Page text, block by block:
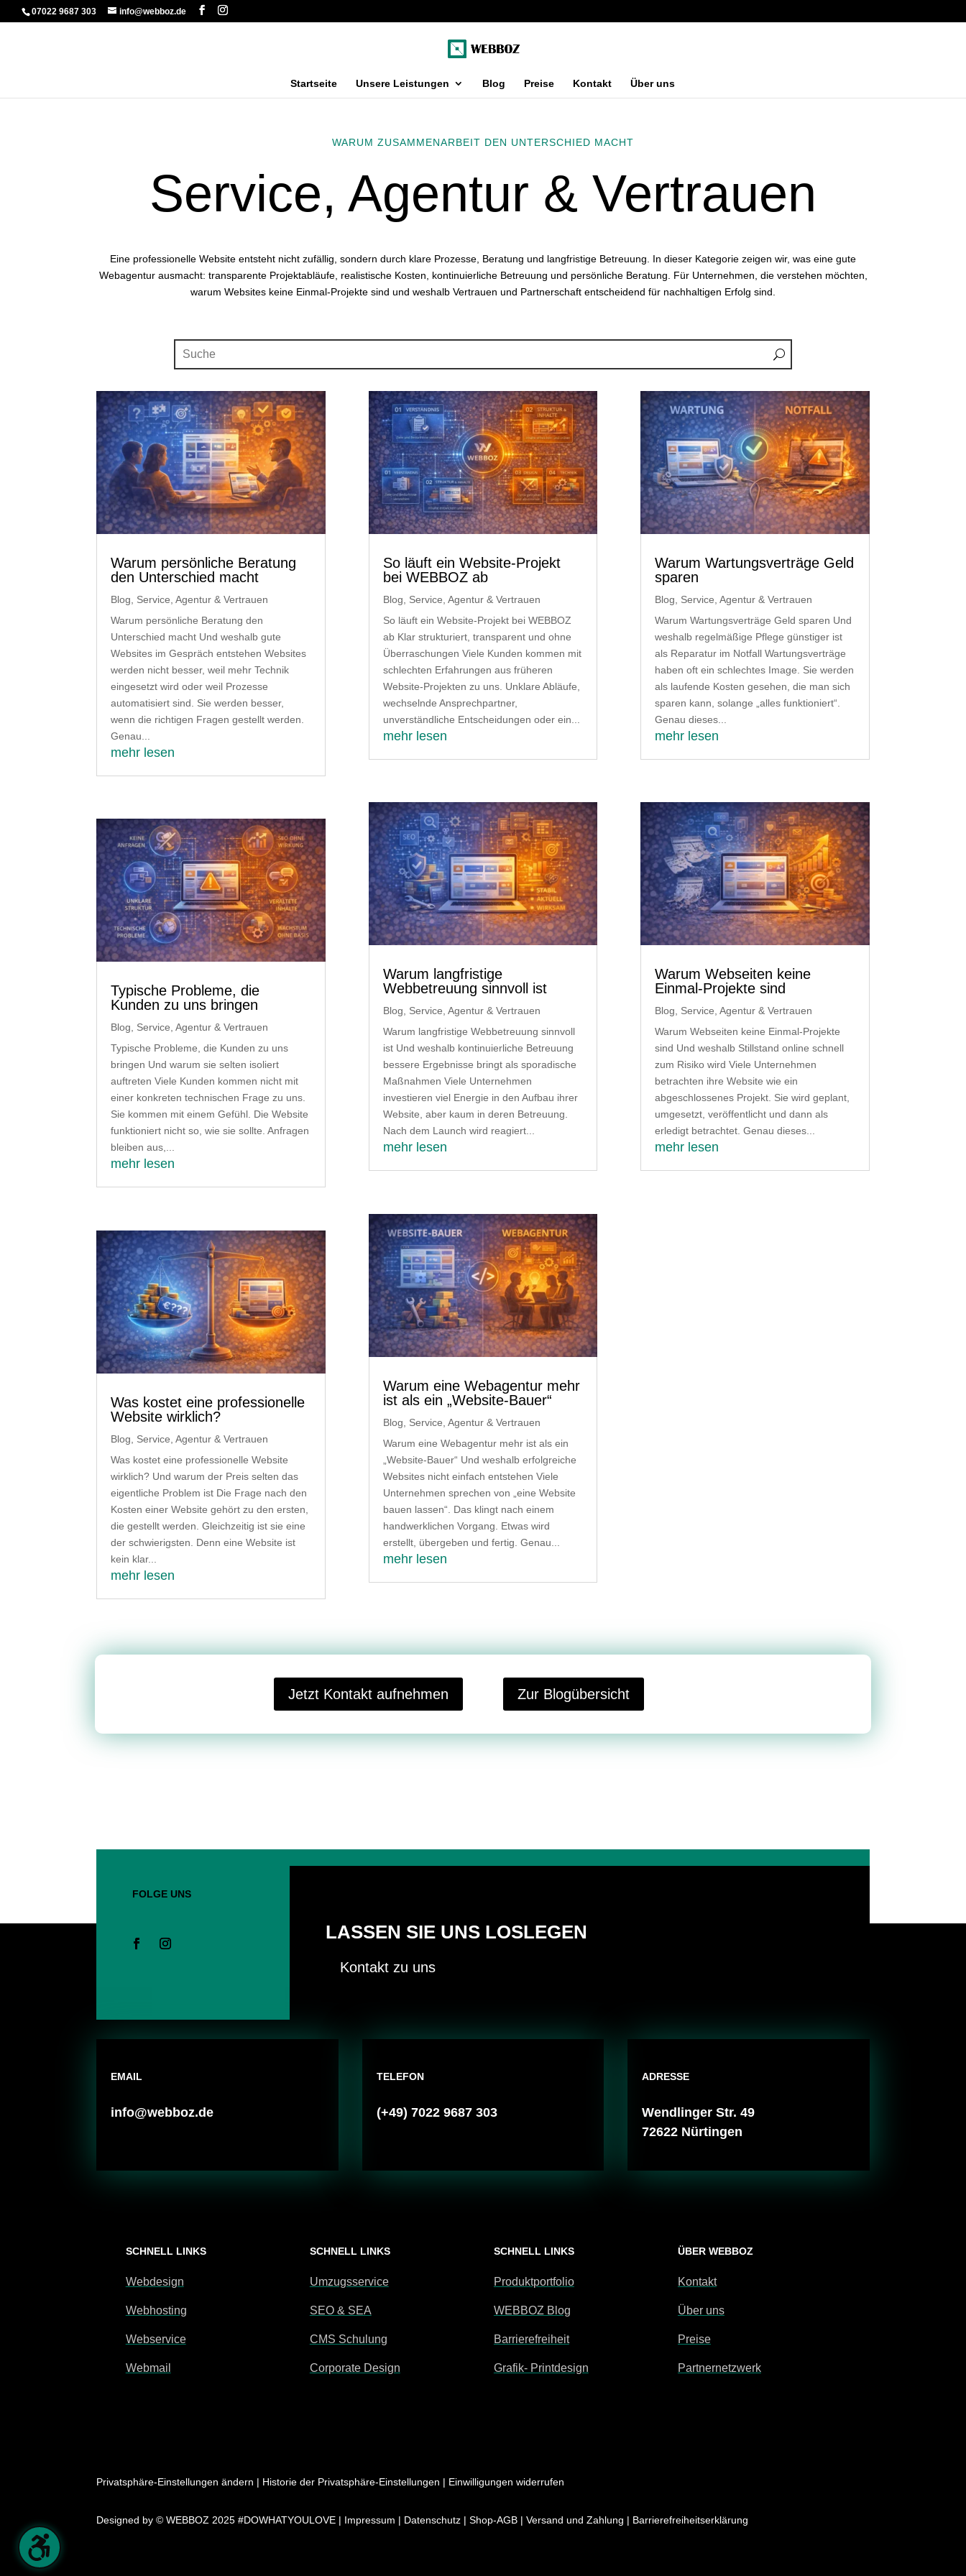
07022 9687 303 info@webboz.de
Startseite Unsere Leistungen Blog Preise Kontakt Über uns
WARUM ZUSAMMENARBEIT DEN UNTERSCHIED MACHT
Service, Agentur & Vertrauen
Eine professionelle Website entsteht nicht zufällig, sondern durch klare Prozesse, Beratung und langfristige Betreuung. In dieser Kategorie zeigen wir, was eine gute
Webagentur ausmacht: transparente Projektabläufe, realistische Kosten, kontinuierliche Betreuung und persönliche Beratung. Für Unternehmen, die verstehen möchten,
warum Websites keine Einmal-Projekte sind und weshalb Vertrauen und Partnerschaft entscheidend für nachhaltigen Erfolg sind.
Warum persönliche Beratung
den Unterschied macht
Blog
Service, Agentur & Vertrauen
Warum persönliche Beratung den
Unterschied macht Und weshalb gute
Websites im Gespräch entstehen Websites
werden nicht besser, weil mehr Technik
eingesetzt wird oder weil Prozesse
automatisiert sind. Sie werden besser,
wenn die richtigen Fragen gestellt werden.
Genau...
mehr lesen
Typische Probleme, die
Kunden zu uns bringen
Blog, Service, Agentur & Vertrauen
Typische Probleme, die Kunden zu uns
bringen Und warum sie selten isoliert
auftreten Viele Kunden kommen nicht mit
einer konkreten technischen Frage zu uns.
Sie kommen mit einem Gefühl. Die Website
funktioniert nicht so, wie sie sollte. Anfragen
bleiben aus,...
mehr lesen
Was kostet eine professionelle
Website wirklich?
Blog
Service, Agentur & Vertrauen
Was kostet eine professionelle Website
wirklich? Und warum der Preis selten das
eigentliche Problem ist Die Frage nach den
Kosten einer Website gehört zu den ersten,
die gestellt werden. Gleichzeitig ist sie eine
der schwierigsten. Denn eine Website ist
kein klar...
mehr lesen
So läuft ein Website-Projekt
bei WEBBOZ ab
Blog
Service, Agentur & Vertrauen
So läuft ein Website-Projekt bei WEBBOZ
ab Klar strukturiert, transparent und ohne
Überraschungen Viele Kunden kommen mit
schlechten Erfahrungen aus früheren
Website-Projekten zu uns. Unklare Abläufe,
wechselnde Ansprechpartner,
unverständliche Entscheidungen oder ein...
mehr lesen
Warum langfristige
Webbetreuung sinnvoll ist
Blog, Service, Agentur & Vertrauen
Warum langfristige Webbetreuung sinnvoll
ist Und weshalb kontinuierliche Betreuung
bessere Ergebnisse bringt als sporadische
Maßnahmen Viele Unternehmen
investieren viel Energie in den Aufbau ihrer
Website, aber kaum in deren Betreuung.
Nach dem Launch wird reagiert...
mehr lesen
Warum eine Webagentur mehr
ist als ein „Website-Bauer“
Blog
Service, Agentur & Vertrauen
Warum eine Webagentur mehr ist als ein
„Website-Bauer“ Und weshalb erfolgreiche
Websites nicht einfach entstehen Viele
Unternehmen sprechen von „eine Website
bauen lassen“. Das klingt nach einem
handwerklichen Vorgang. Etwas wird
erstellt, übergeben und fertig. Genau...
mehr lesen
Warum Wartungsverträge Geld
sparen
Blog
Service, Agentur & Vertrauen
Warum Wartungsverträge Geld sparen Und
weshalb regelmäßige Pflege günstiger ist
als Reparatur im Notfall Wartungsverträge
haben oft ein schlechtes Image. Sie werden
als laufende Kosten gesehen, die man sich
sparen kann, solange „alles funktioniert“.
Genau dieses...
mehr lesen
Warum Webseiten keine
Einmal-Projekte sind
Blog, Service, Agentur & Vertrauen
Warum Webseiten keine Einmal-Projekte
sind Und weshalb Stillstand online schnell
zum Risiko wird Viele Unternehmen
betrachten ihre Website wie ein
abgeschlossenes Projekt. Sie wird geplant,
umgesetzt, veröffentlicht und dann als
erledigt betrachtet. Genau dieses...
mehr lesen
Jetzt Kontakt aufnehmen Zur Blogübersicht
FOLGE UNS
LASSEN SIE UNS LOSLEGEN
Kontakt zu uns
EMAIL
info@webboz.de
TELEFON
(+49) 7022 9687 303
ADRESSE
Wendlinger Str. 49
72622 Nürtingen
SCHNELL LINKS
Webdesign
Webhosting
Webservice
Webmail
SCHNELL LINKS
Umzugsservice
SEO & SEA
CMS Schulung
Corporate Design
SCHNELL LINKS
Produktportfolio
WEBBOZ Blog
Barrierefreiheit
Grafik- Printdesign
ÜBER WEBBOZ
Kontakt
Über uns
Preise
Partnernetzwerk
Privatsphäre-Einstellungen ändern | Historie der Privatsphäre-Einstellungen | Einwilligungen widerrufen
Designed by© WEBBOZ 2025 #DOWHATYOULOVE | Impressum | Datenschutz | Shop-AGB |Versand und Zahlung | Barrierefreiheitserklärung